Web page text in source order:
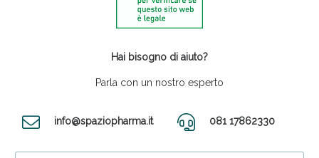
Hai bisogno di aiuto?
Parla con un nostro esperto
info@spaziopharma.it 081 17862330